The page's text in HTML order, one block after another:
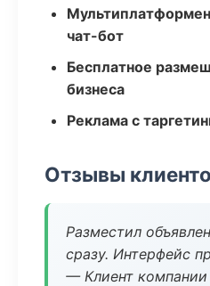
чат-бот
Бесплатное
бизнеса
Реклама с
Отзывы
Разместил
сразу. Интерфейс
— Клиент компании